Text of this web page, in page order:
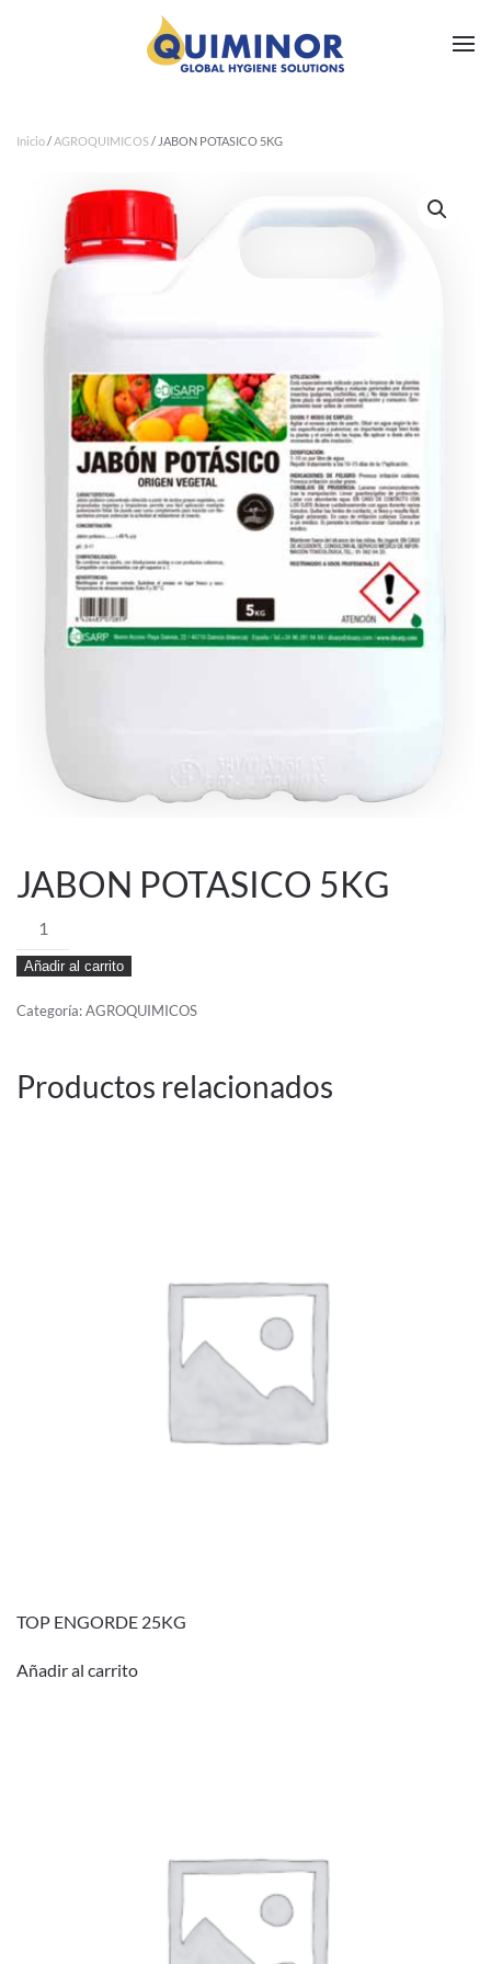
Ir al contenido principal
Inicio/AGROQUIMICOS/ JABON POTASICO 5KG
JABON POTASICO 5KG
JABON
POTASICO
5KG
cantidad
Añadir al carrito
Categoría:AGROQUIMICOS
Productos relacionados
TOP ENGORDE 25KG
Añadir al carrito